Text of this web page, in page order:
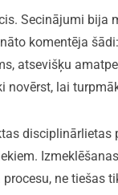
Secinājumi bija
komentēja
atsevišķu
lai
disciplinārlietas
ne tiešas